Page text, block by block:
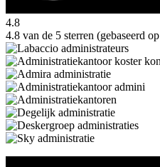
4.8
4.8 van de 5 sterren (gebaseerd op